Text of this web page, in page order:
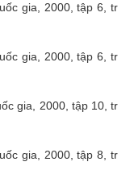
gia, 2000, tập 6, tr
gia, 2000, tập 6, tr
gia, 2000, tập 10, tr
gia, 2000, tập 8, tr